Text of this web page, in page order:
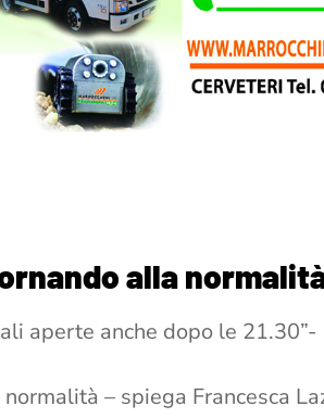
alla
aperte anche dopo le 21.30”-
– spiega Francesca